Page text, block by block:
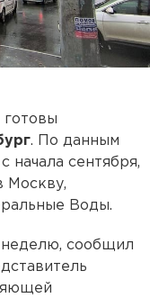
готовы
. По данным
начала сентября,
Москву,
Воды.
неделю, сообщил